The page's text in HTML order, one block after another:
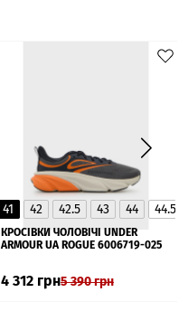
40 40.5
41
▲
41 42 42.5 43 44 44.5
КРОСІВКИ ЧОЛОВІЧІ UNDER
ARMOUR UA ROGUE 6006719-025
4 312 грн5 390грн